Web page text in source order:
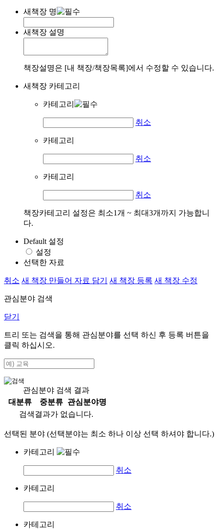
새책장 명
새책장 설명
책장설명은 [내 책장/책장목록]에서 수정할 수 있습니다.
새책장 카테고리
카테고리
취소
카테고리
취소
카테고리
취소
책장카테고리 설정은 최소1개 ~ 최대3개까지 가능합니
다.
Default 설정
설정
선택한 자료
취소 새 책장 만들어 자료 담기 새 책장 등록 새 책장 수정
관심분야 검색
닫기
트리 또는 검색을 통해 관심분야를 선택 하신 후 등록 버튼을
클릭 하십시오.
관심분야 검색 결과
대분류
중분류
관심분야명
검색결과가 없습니다.
선택된 분야 (선택분야는 최소 하나 이상 선택 하셔야 합니다.)
카테고리
취소
카테고리
취소
카테고리